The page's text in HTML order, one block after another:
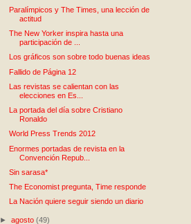
Paralímpicos y The Times, una lección de
actitud
The New Yorker inspira hasta una
participación de ...
Los gráficos son sobre todo buenas ideas
Fallido de Página 12
Las revistas se calientan con las
elecciones en Es...
La portada del día sobre Cristiano
Ronaldo
World Press Trends 2012
Enormes portadas de revista en la
Convención Repub...
Sin sarasa*
The Economist pregunta, Time responde
La Nación quiere seguir siendo un diario
►agosto(49)